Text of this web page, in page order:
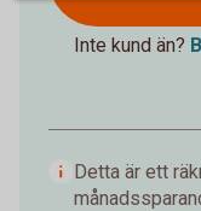
Inte kund än?
Detta är ett